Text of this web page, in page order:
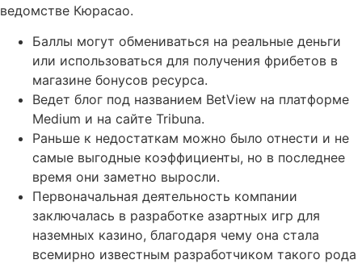
ведомстве Кюрасао.
Баллы могут обмениваться на реальные деньги
или использоваться для получения фрибетов в
магазине бонусов ресурса.
Ведет блог под названием BetView на платформе
Medium и на сайте Tribuna.
Раньше к недостаткам можно было отнести и не
самые выгодные коэффициенты, но в последнее
время они заметно выросли.
Первоначальная деятельность компании
заключалась в разработке азартных игр для
наземных казино, благодаря чему она стала
всемирно известным разработчиком такого рода